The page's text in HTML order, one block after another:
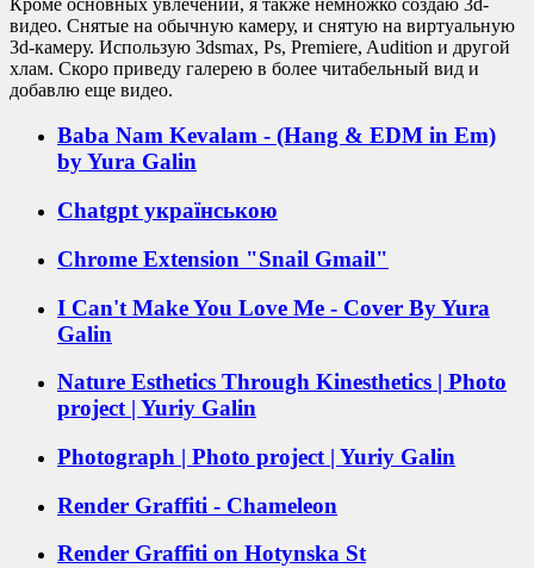
видео. Снятые на обычную камеру, и снятую на виртуальную
3d-камеру. Использую 3dsmax, Ps, Premiere, Audition и другой
хлам. Скоро приведу галерею в более читабельный вид и
добавлю еще видео.
Baba Nam Kevalam - (Hang & EDM in Em)
by Yura Galin
Chatgpt українською
Chrome Extension "Snail Gmail"
I Can't Make You Love Me - Cover By Yura
Galin
Nature Esthetics Through Kinesthetics | Photo
project | Yuriy Galin
Photograph | Photo project | Yuriy Galin
Render Graffiti - Chameleon
Render Graffiti on Hotynska St